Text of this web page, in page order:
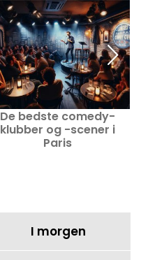
De bedste comedy-
klubber og -scener i
Paris
I morgen